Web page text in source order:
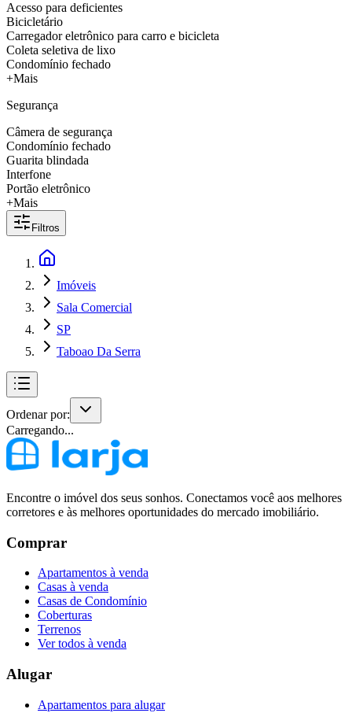
Acesso para deficientes
Bicicletário
Carregador eletrônico para carro e bicicleta
Coleta seletiva de lixo
Condomínio fechado
+Mais
Segurança
Câmera de segurança
Condomínio fechado
Guarita blindada
Interfone
Portão eletrônico
+Mais
Filtros
Imóveis
Sala Comercial
SP
Taboao Da Serra
Ordenar por:
Carregando...
Encontre o imóvel dos seus sonhos. Conectamos você aos melhores
corretores e às melhores oportunidades do mercado imobiliário.
Comprar
Apartamentos à venda
Casas à venda
Casas de Condomínio
Coberturas
Terrenos
Ver todos à venda
Alugar
Apartamentos para alugar